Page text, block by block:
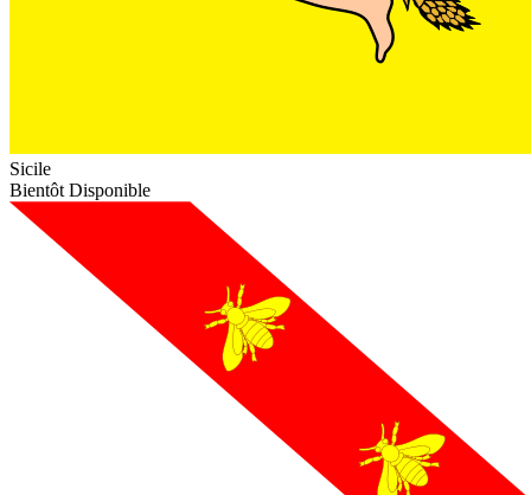
Sicile
Bientôt Disponible